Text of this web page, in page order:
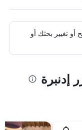
أو تغيير بحثك أو
إدنبرة